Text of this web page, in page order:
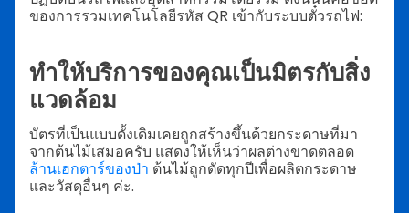
ของการรวมเทคโนโลยีรหัส QR เข้ากับระบบตั๋วรถไฟ:
ทำให้บริการของคุณเป็นมิตรกับสิ่ง
แวดล้อม
บัตรที่เป็นแบบดั้งเดิมเคยถูกสร้างขึ้นด้วยกระดาษที่มา
จากต้นไม้เสมอครับ แสดงให้เห็นว่าผลต่างขาดตลอด
ล้านเฮกตาร์ของป่า ต้นไม้ถูกตัดทุกปีเพื่อผลิตกระดาษ
และวัสดุอื่นๆ ค่ะ.